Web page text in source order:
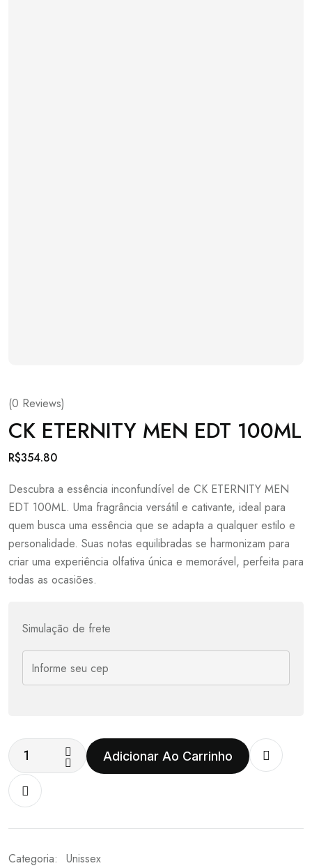
(0 Reviews)
CK ETERNITY MEN EDT 100ML
R$354.80
Descubra a essência inconfundível de CK ETERNITY MEN
EDT 100ML. Uma fragrância versátil e cativante, ideal para
quem busca uma essência que se adapta a qualquer estilo e
personalidade. Suas notas equilibradas se harmonizam para
criar uma experiência olfativa única e memorável, perfeita para
todas as ocasiões.
Simulação de frete
Adicionar Ao Carrinho
Categoria: Unissex